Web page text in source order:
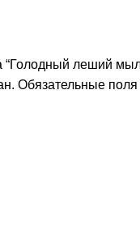
“Голодный леший
Обязательные